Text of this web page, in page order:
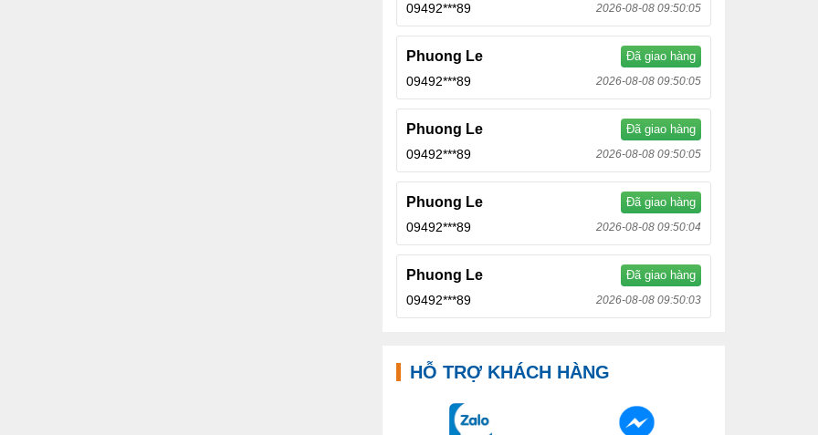
09492***89 2026-08-08 09:50:05
Phuong Le Đã giao hàng
09492***89 2026-08-08 09:50:05
Phuong Le Đã giao hàng
09492***89 2026-08-08 09:50:05
Phuong Le Đã giao hàng
09492***89 2026-08-08 09:50:04
Phuong Le Đã giao hàng
09492***89 2026-08-08 09:50:03
HỖ TRỢ KHÁCH HÀNG